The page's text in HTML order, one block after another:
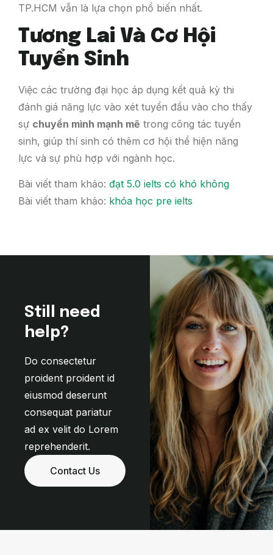
TP.HCM vẫn là lựa chọn phổ biến nhất.
Tương Lai Và Cơ Hội
Tuyển Sinh
Việc các trường đại học áp dụng kết quả kỳ thi
đánh giá năng lực vào xét tuyển đầu vào cho thấy
sự chuyển mình mạnh mẽ trong công tác tuyển
sinh, giúp thí sinh có thêm cơ hội thể hiện năng
lực và sự phù hợp với ngành học.
Bài viết tham khảo: đạt 5.0 ielts có khó không
Bài viết tham khảo: khóa học pre ielts
Still need
help?
Do consectetur
proident proident id
eiusmod deserunt
consequat pariatur
ad ex velit do Lorem
reprehenderit.
Contact Us